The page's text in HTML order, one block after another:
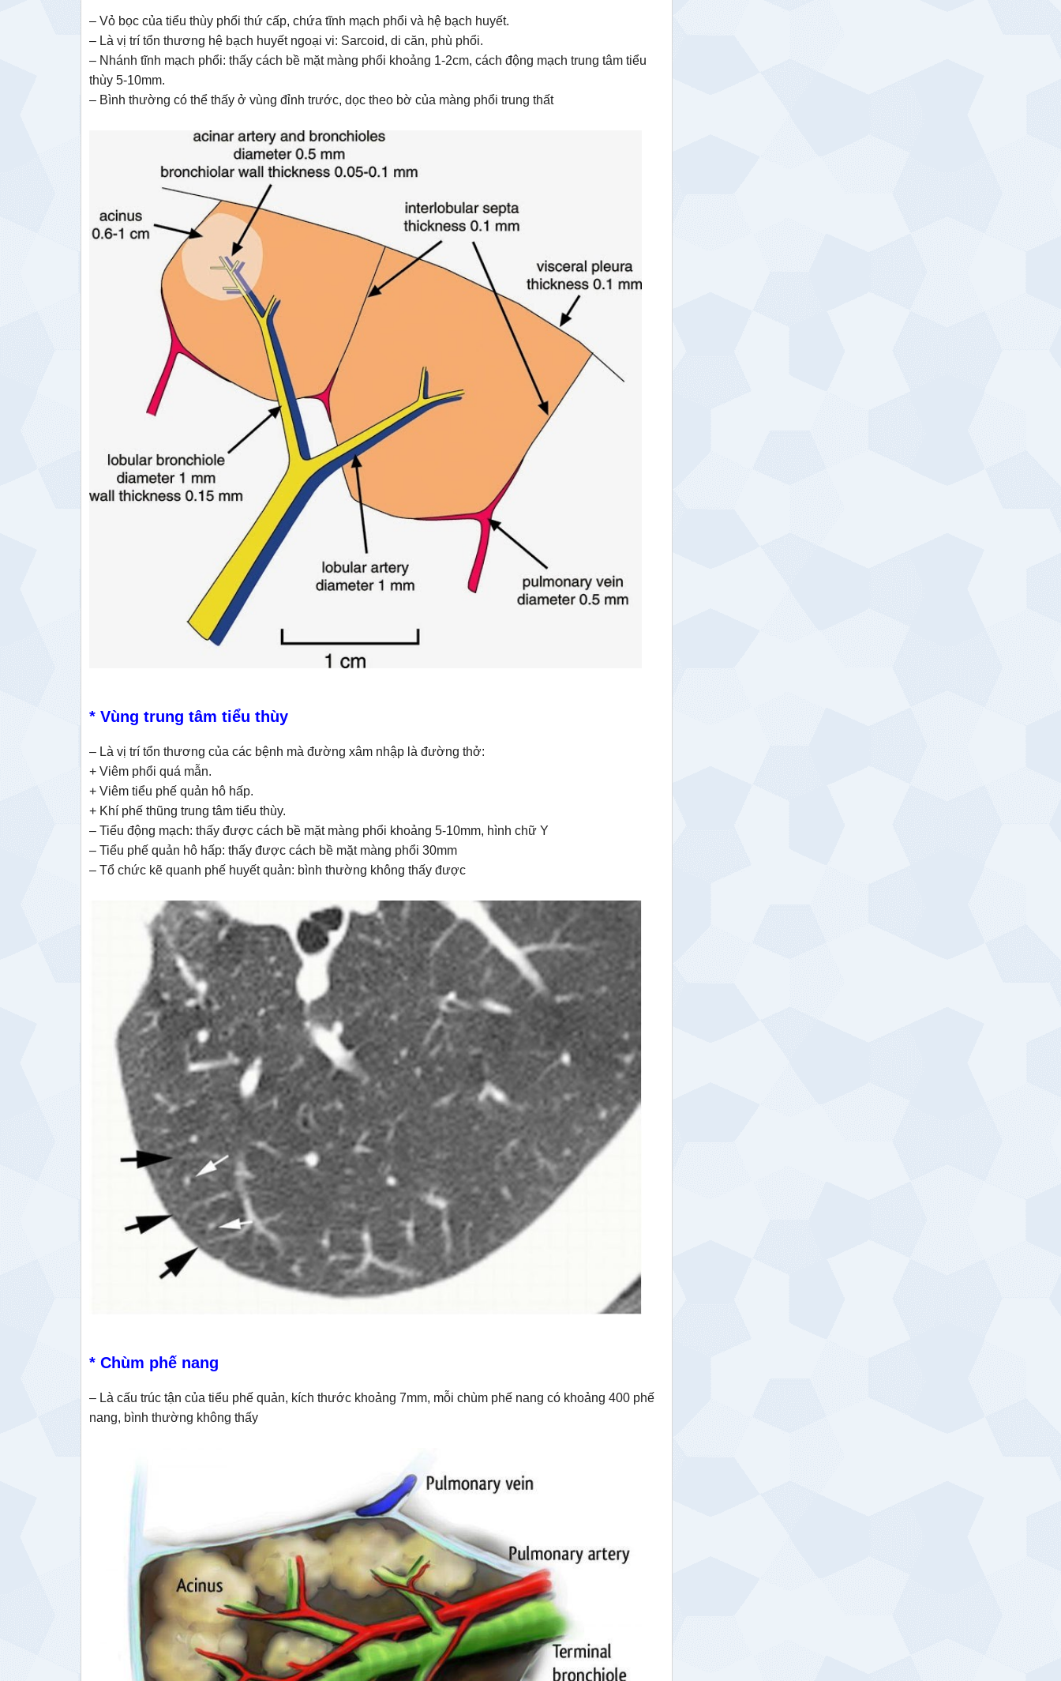
– Vỏ bọc của tiểu thùy phổi thứ cấp, chứa tĩnh mạch phổi và hệ bạch huyết.
– Là vị trí tổn thương hệ bạch huyết ngoại vi: Sarcoid, di căn, phù phổi.
– Nhánh tĩnh mạch phổi: thấy cách bề mặt màng phổi khoảng 1-2cm, cách động mạch trung tâm tiểu
thùy 5-10mm.
– Bình thường có thể thấy ở vùng đỉnh trước, dọc theo bờ của màng phổi trung thất
* Vùng trung tâm tiểu thùy
– Là vị trí tổn thương của các bệnh mà đường xâm nhập là đường thở:
+ Viêm phổi quá mẫn.
+ Viêm tiểu phế quản hô hấp.
+ Khí phế thũng trung tâm tiểu thùy.
– Tiểu động mạch: thấy được cách bề mặt màng phổi khoảng 5-10mm, hình chữ Y
– Tiểu phế quản hô hấp: thấy được cách bề mặt màng phổi 30mm
– Tổ chức kẽ quanh phế huyết quản: bình thường không thấy được
* Chùm phế nang
– Là cấu trúc tận của tiểu phế quản, kích thước khoảng 7mm, mỗi chùm phế nang có khoảng 400 phế
nang, bình thường không thấy